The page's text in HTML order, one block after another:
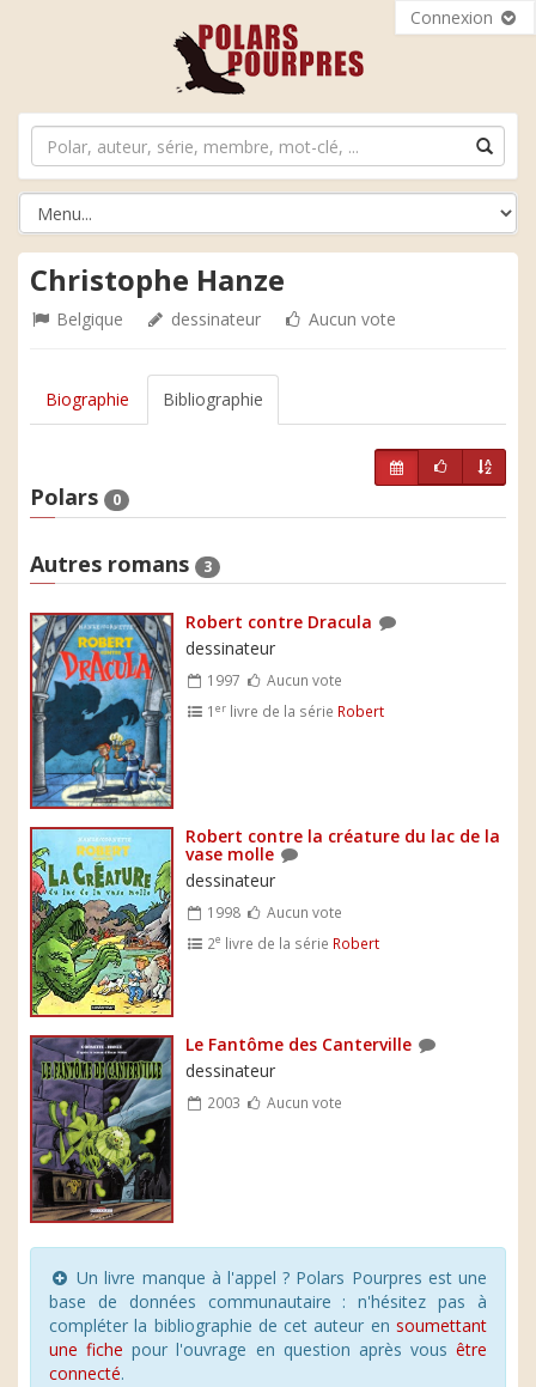
Connexion
Christophe Hanze
Belgique dessinateur Aucun vote
Biographie Bibliographie
Polars 0
Autres romans 3
Robert contre Dracula
dessinateur
1997
Aucun vote
1er livre de la série Robert
Robert contre la créature du lac de la
vase molle
dessinateur
1998
Aucun vote
2e livre de la série Robert
Le Fantôme des Canterville
dessinateur
2003 Aucun vote
Un livre manque à l'appel ? Polars Pourpres est une
base de données communautaire : n'hésitez pas à
compléter la bibliographie de cet auteur en soumettant
une fiche pour l'ouvrage en question après vous être
connecté.